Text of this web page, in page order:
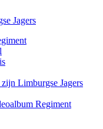
Jagers
Limburgse Jagers
Regiment